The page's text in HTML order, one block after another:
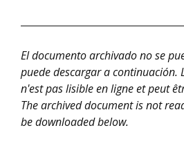
El documento archivado no se
puede descargar a continuación.
n'est pas lisible en ligne et peut
The archived document is not
be downloaded below.